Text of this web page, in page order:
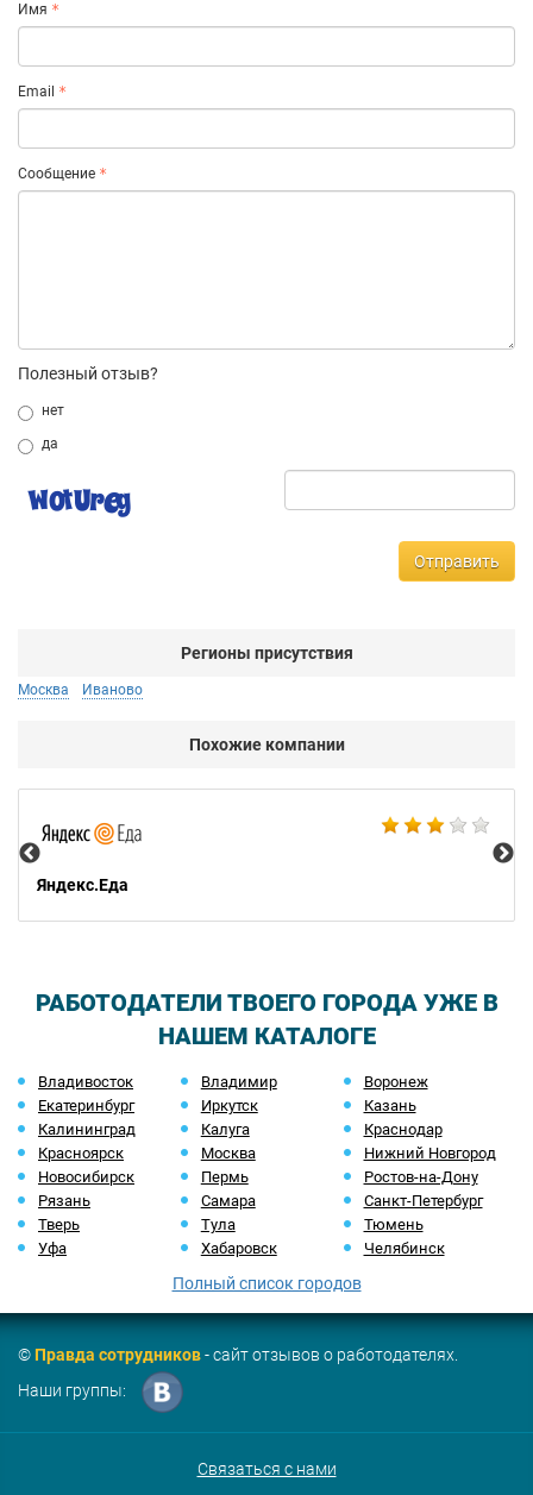
Имя
Email
Сообщение
Полезный отзыв?
нет
да
Отправить
Регионы присутствия
Москва Иваново
Похожие компании
Яндекс.Еда
РАБОТОДАТЕЛИ ТВОЕГО ГОРОДА УЖЕ В
НАШЕМ КАТАЛОГЕ
Владивосток Владимир
Воронеж
Екатеринбург
Иркутск
Казань
Калининград
Калуга
Краснодар
Красноярск
Москва
Нижний Новгород
Новосибирск
Пермь
Ростов-на-Дону
Рязань
Самара
Санкт-Петербург
Тверь
Тула
Тюмень
Уфа
Хабаровск Челябинск
Полный список городов
©Правда сотрудников- сайт отзывов о работодателях.
Наши группы:
Связаться с нами